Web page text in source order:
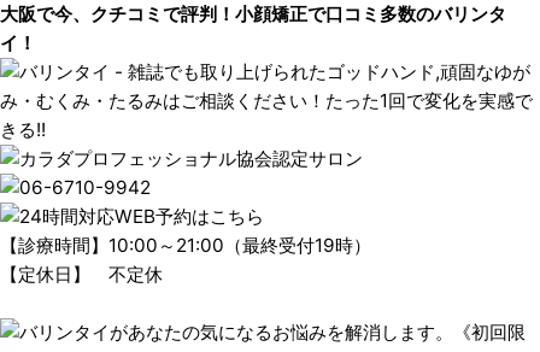
大阪で今、クチコミで評判！小顔矯正で口コミ多数のバリンタ
イ！
【診療時間】10:00～21:00（最終受付19時）
【定休日】 不定休